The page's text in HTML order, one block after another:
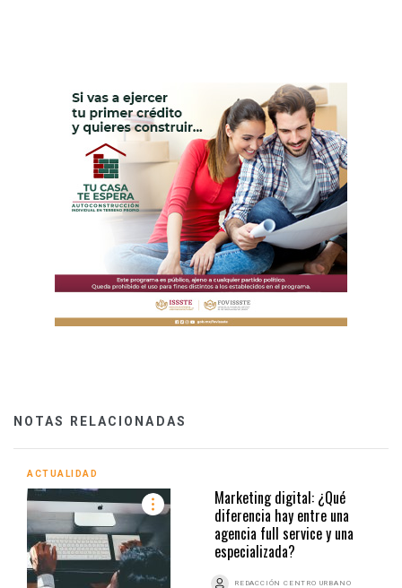
NOTAS RELACIONADAS
ACTUALIDAD
Marketing digital: ¿Qué
diferencia hay entre una
agencia full service y una
especializada?
REDACCIÓN CENTRO URBANO